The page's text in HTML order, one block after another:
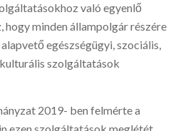
való egyenlő
hogy minden állampolgár részére
egészségügyi, szociális,
szolgáltatások
2019- ben felmérte a